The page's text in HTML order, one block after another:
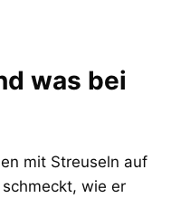
was bei
mit Streuseln auf
wie er